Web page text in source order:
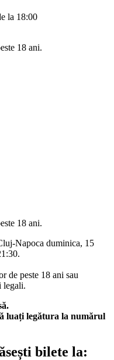
la 18:00
18 ani.
18 ani.
Napoca duminica, 15
de peste 18 ani sau
legali.
luați legătura la numărul
bilete la: